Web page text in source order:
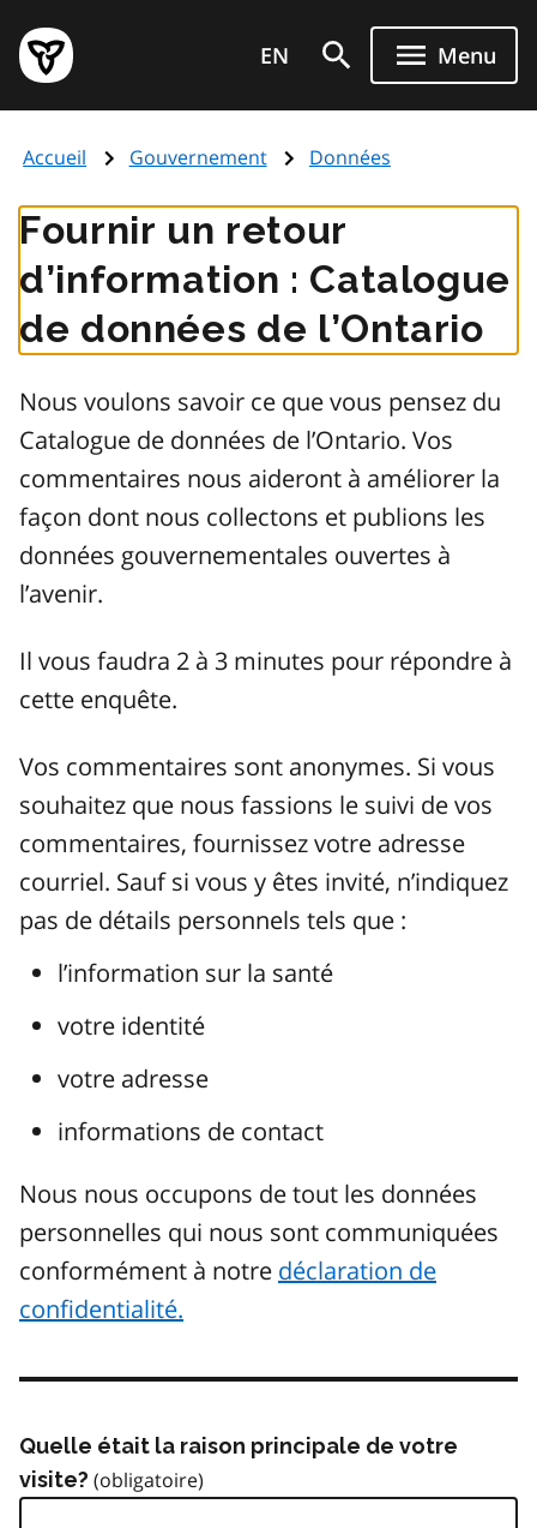
au
contenu
principal
Page
d'accueil
de
EN Menu
Accueil Gouvernement Données
Fournir un retour
d’information : Catalogue
de données de l’Ontario
Nous voulons savoir ce que vous pensez du
Catalogue de données de l’Ontario. Vos
commentaires nous aideront à améliorer la
façon dont nous collectons et publions les
données gouvernementales ouvertes à
l’avenir.
Il vous faudra 2 à 3 minutes pour répondre à
cette enquête.
Vos commentaires sont anonymes. Si vous
souhaitez que nous fassions le suivi de vos
commentaires, fournissez votre adresse
courriel. Sauf si vous y êtes invité, n’indiquez
pas de détails personnels tels que :
l’information sur la santé
votre identité
votre adresse
informations de contact
Nous nous occupons de tout les données
personnelles qui nous sont communiquées
conformément à notre déclaration de
confidentialité.
Quelle était la raison principale de votre
visite?